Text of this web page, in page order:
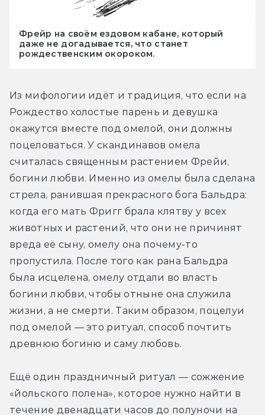
Фрейр на своём ездовом кабане, который
даже не догадывается, что станет
рождественским окороком.
Из мифологии идёт и традиция, что если на
Рождество холостые парень и девушка
окажутся вместе под омелой, они должны
поцеловаться. У скандинавов омела
считалась священным растением Фрейи,
богини любви. Именно из омелы была сделана
стрела, ранившая прекрасного бога Бальдра:
когда его мать Фригг брала клятву у всех
животных и растений, что они не причинят
вреда её сыну, омелу она почему-то
пропустила. После того как рана Бальдра
была исцелена, омелу отдали во власть
богини любви, чтобы отныне она служила
жизни, а не смерти. Таким образом, поцелуи
под омелой — это ритуал, способ почтить
древнюю богиню и саму любовь.
Ещё один праздничный ритуал — сожжение
«йольского полена», которое нужно найти в
течение двенадцати часов до полуночи на